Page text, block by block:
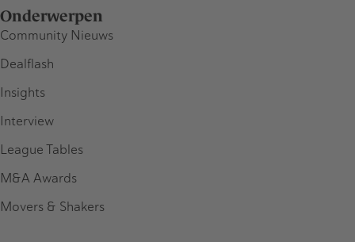
Onderwerpen
Community Nieuws
Dealflash
Insights
Interview
League Tables
M&A Awards
Movers & Shakers